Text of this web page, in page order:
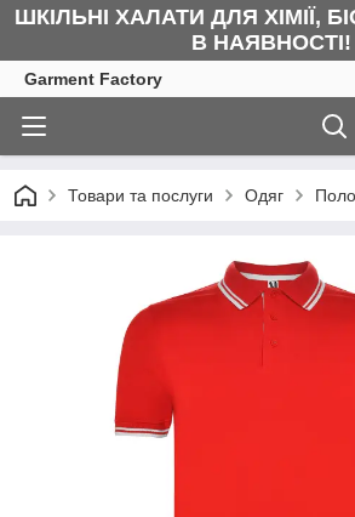
ШКІЛЬНІ ХАЛАТИ ДЛЯ ХІМІЇ,
В НАЯВНОСТІ!
Garment Factory
Товари та послуги Одяг Поло